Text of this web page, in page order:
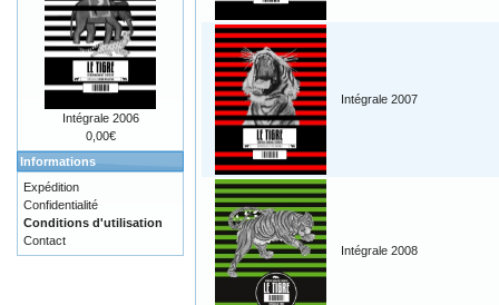
Intégrale 2007
Intégrale 2008
Intégrale 2006
0,00€
Informations
Expédition
Confidentialité
Conditions d'utilisation
Contact